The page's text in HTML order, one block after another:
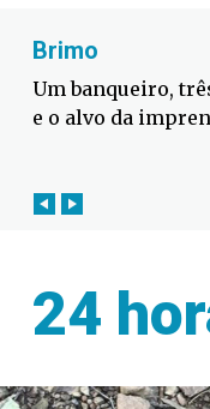
Fabiano
Defesa Civil
contra o El Niño
24